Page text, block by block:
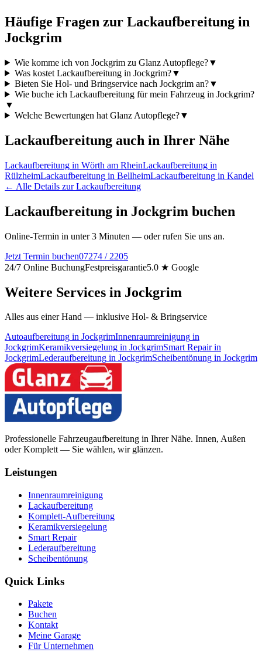
Häufige Fragen zur Lackaufbereitung in
Jockgrim
Wie komme ich von Jockgrim zu Glanz Autopflege?▼
Was kostet Lackaufbereitung in Jockgrim?▼
Bieten Sie Hol- und Bringservice nach Jockgrim an?▼
Wie buche ich Lackaufbereitung für mein Fahrzeug in Jockgrim?
▼
Welche Bewertungen hat Glanz Autopflege?▼
Lackaufbereitung auch in Ihrer Nähe
Lackaufbereitung in Wörth am RheinLackaufbereitung in
RülzheimLackaufbereitung in BellheimLackaufbereitung in Kandel
← Alle Details zurLackaufbereitung
Lackaufbereitung in Jockgrim buchen
Online-Termin in unter 3 Minuten — oder rufen Sie uns an.
Jetzt Termin buchen07274 / 2205
24/7 Online BuchungFestpreisgarantie5.0 ★ Google
Weitere Services in Jockgrim
Alles aus einer Hand — inklusive Hol- & Bringservice
Autoaufbereitung in JockgrimInnenraumreinigung in
JockgrimKeramikversiegelung in JockgrimSmart Repairin
JockgrimLederaufbereitung in JockgrimScheibentönung in Jockgrim
Professionelle Fahrzeugaufbereitung in Ihrer Nähe. Innen, Außen
oder Komplett — Sie wählen, wir glänzen.
Leistungen
Innenraumreinigung
Lackaufbereitung
Komplett-Aufbereitung
Keramikversiegelung
Smart Repair
Lederaufbereitung
Scheibentönung
Quick Links
Pakete
Buchen
Kontakt
Meine Garage
Für Unternehmen